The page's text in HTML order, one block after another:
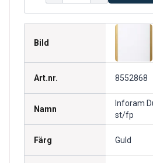
Bild
Art.nr. 8552868
Namn
Inforam
st/fp
Färg Guld